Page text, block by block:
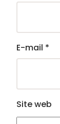
E-mail *
Site web